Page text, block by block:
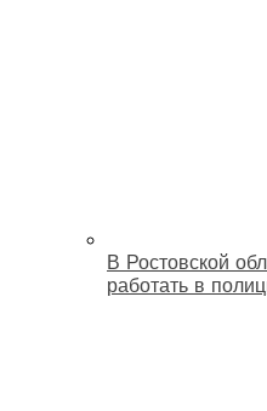
В Ростовской
работать в